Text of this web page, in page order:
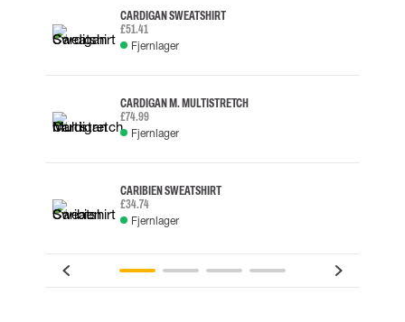
CARDIGAN SWEATSHIRT
£51.41
Fjernlager
CARDIGAN M. MULTISTRETCH
£74.99
Fjernlager
CARIBIEN SWEATSHIRT
£34.74
Fjernlager